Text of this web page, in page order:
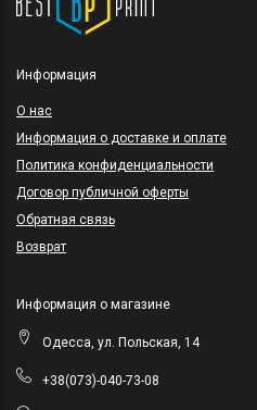
Информация
O нас
Информация о доставке и оплате
Политика конфиденциальности
Договор публичной оферты
Обратная связь
Возврат
Информация о магазине
Одесса, ул. Польская, 14
+38(073)-040-73-08